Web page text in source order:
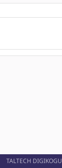
TALTECH DIGIKOGU